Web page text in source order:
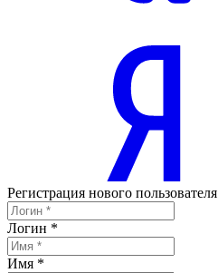
Регистрация нового пользователя
Логин *
Имя *